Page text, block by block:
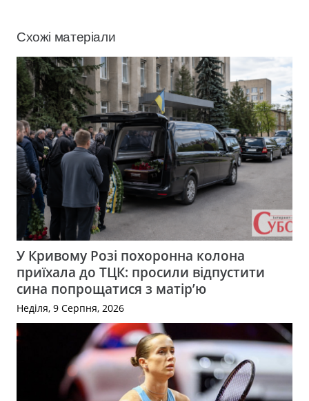
Схожі матеріали
У Кривому Розі похоронна колона
приїхала до ТЦК: просили відпустити
сина попрощатися з матір’ю
Неділя, 9 Серпня, 2026